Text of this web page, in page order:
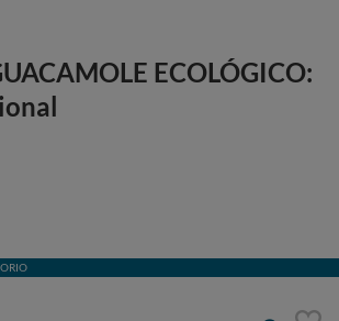
ECOLÓGICO: